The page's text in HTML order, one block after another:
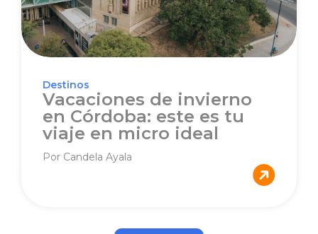
Destinos
Vacaciones de invierno
en Córdoba: este es tu
viaje en micro ideal
Por Candela Ayala